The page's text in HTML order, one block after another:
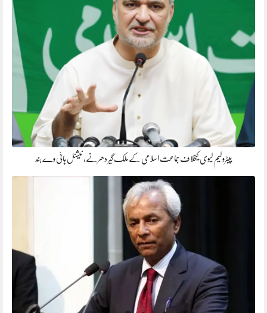
پیٹرولیم لیوی کیخلاف جماعت اسلامی کے ملک گیر دھرنے، نیشنل ہائی وے بند